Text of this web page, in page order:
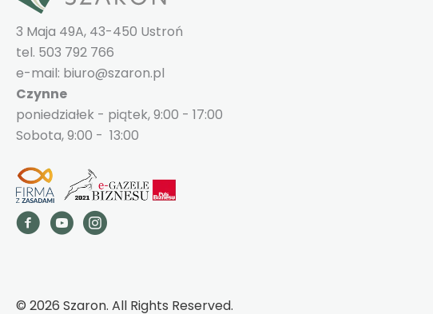
3 Maja 49A, 43-450 Ustroń
tel. 503 792 766
e-mail: biuro@szaron.pl
Czynne
poniedziałek - piątek, 9:00 - 17:00
Sobota, 9:00 - 13:00
© 2026 Szaron. All Rights Reserved.